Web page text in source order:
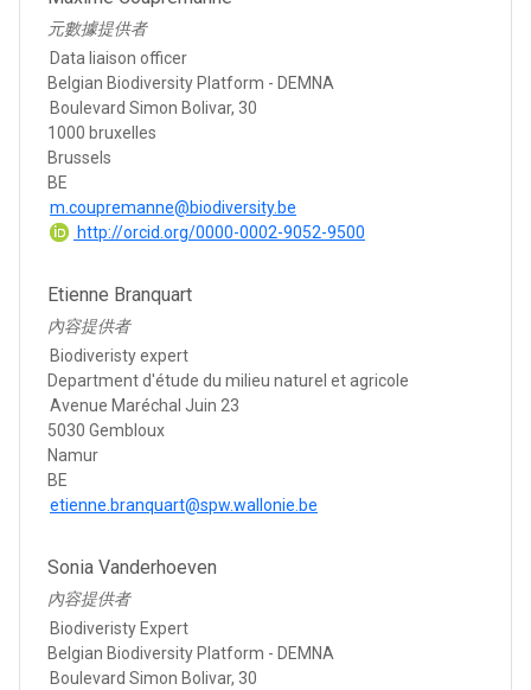
元數據提供者
Data liaison officer
Belgian Biodiversity Platform - DEMNA
Boulevard Simon Bolivar, 30
1000 bruxelles
Brussels
BE
m.coupremanne@biodiversity.be
http://orcid.org/0000-0002-9052-9500
Etienne Branquart
內容提供者
Biodiveristy expert
Department d'étude du milieu naturel et agricole
Avenue Maréchal Juin 23
5030 Gembloux
Namur
BE
etienne.branquart@spw.wallonie.be
Sonia Vanderhoeven
內容提供者
Biodiveristy Expert
Belgian Biodiversity Platform - DEMNA
Boulevard Simon Bolivar, 30